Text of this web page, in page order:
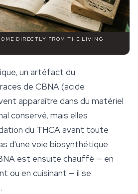
DIRECTLY FROM THE LIVING
un artéfact du
de CBNA (acide
apparaître dans du matériel
conservé, mais elles
du THCA avant toute
d'une voie biosynthétique
est ensuite chauffé — en
ou en cuisinant — il se